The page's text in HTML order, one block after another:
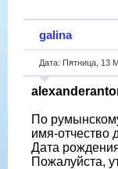
galina
Дата: Пятница, 13
По
имя-отчество
Дата
Пожалуйста,